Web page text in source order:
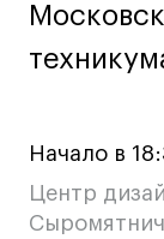
Начало в
Центр